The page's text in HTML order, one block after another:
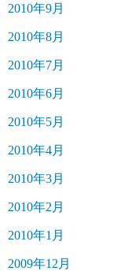
2010年9月
2010年8月
2010年7月
2010年6月
2010年5月
2010年4月
2010年3月
2010年2月
2010年1月
2009年12月